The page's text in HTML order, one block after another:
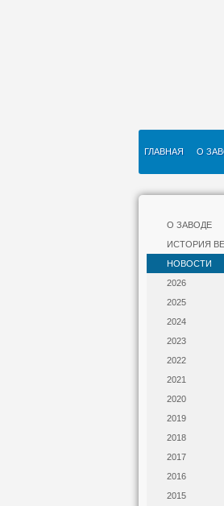
ГЛАВНАЯ О
О ЗАВОДЕ
ИСТОРИЯ
НОВОСТИ
2026
2025
2024
2023
2022
2021
2020
2019
2018
2017
2016
2015